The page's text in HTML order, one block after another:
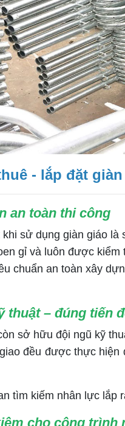
- lắp đặt giàn
an toàn thi công
sử dụng giàn giáo là
gỉ và luôn được
chuẩn an toàn xây
thuật – đúng tiến
sở hữu đội ngũ kỹ
đều được thực
kiếm nhân lực lắp
cho công trình